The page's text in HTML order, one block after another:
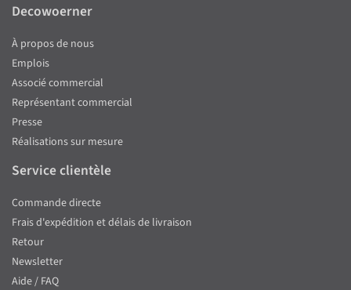
Decowoerner
À propos de nous
Emplois
Associé commercial
Représentant commercial
Presse
Réalisations sur mesure
Service clientèle
Commande directe
Frais d'expédition et délais de livraison
Retour
Newsletter
Aide / FAQ